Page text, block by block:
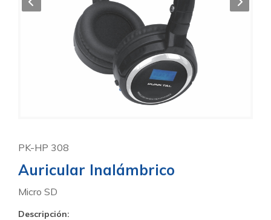
PK-HP 308
Auricular Inalámbrico
Micro SD
Descripción: